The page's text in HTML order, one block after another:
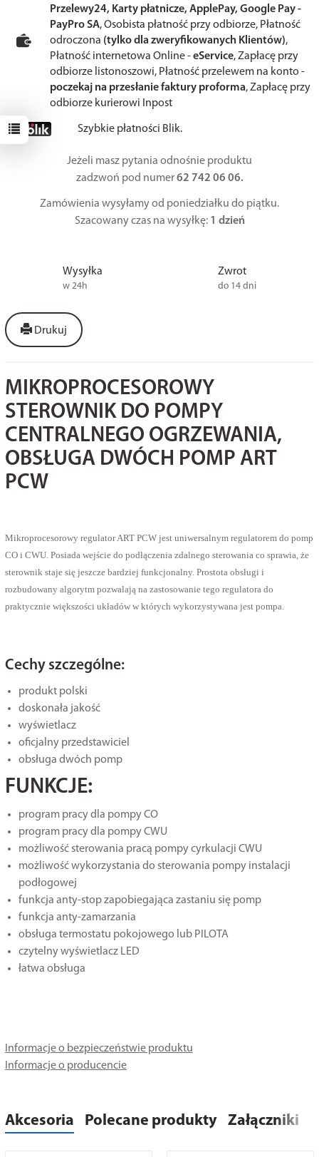
Przelewy24, Karty płatnicze, ApplePay, Google Pay -
PayPro SA, Osobista płatność przy odbiorze, Płatność
odroczona (tylko dla zweryfikowanych Klientów),
Płatność internetowa Online -eService, Zapłacę przy
odbiorze listonoszowi, Płatność przelewem na konto -
poczekaj na przesłanie faktury proforma, Zapłacę przy
odbiorze kurierowi Inpost
Szybkie płatności Blik.
Jeżeli masz pytania odnośnie produktu
zadzwoń pod numer62 742 06 06.
Zamówienia wysyłamy od poniedziałku do piątku.
Szacowany czas na wysyłkę: 1 dzień
Wysyłka
w 24h
Zwrot
do 14 dni
Drukuj
MIKROPROCESOROWY
STEROWNIK DO POMPY
CENTRALNEGO OGRZEWANIA,
OBSŁUGA DWÓCH POMP ART
PCW
Mikroprocesorowy regulator ART PCW jest uniwersalnym regulatorem do pomp
CO i CWU. Posiada wejście do podłączenia zdalnego sterowania co sprawia, że
sterownik staje się jeszcze bardziej funkcjonalny. Prostota obsługi i
rozbudowany algorytm pozwalają na zastosowanie tego regulatora do
praktycznie większości układów w których wykorzystywana jest pompa.
Cechy szczególne:
produkt polski
doskonała jakość
wyświetlacz
oficjalny przedstawiciel
obsługa dwóch pomp
FUNKCJE:
program pracy dla pompy CO
program pracy dla pompy CWU
możliwość sterowania pracą pompy cyrkulacji CWU
możliwość wykorzystania do sterowania pompy instalacji
podłogowej
funkcja anty-stop zapobiegająca zastaniu się pomp
funkcja anty-zamarzania
obsługa termostatu pokojowego lub PILOTA
czytelny wyświetlacz LED
łatwa obsługa
Informacje o bezpieczeństwie produktu
Informacje o producencie
Akcesoria Polecane produkty Załączniki